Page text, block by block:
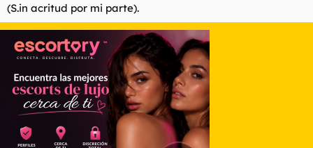
(S.in acritud por mi parte).